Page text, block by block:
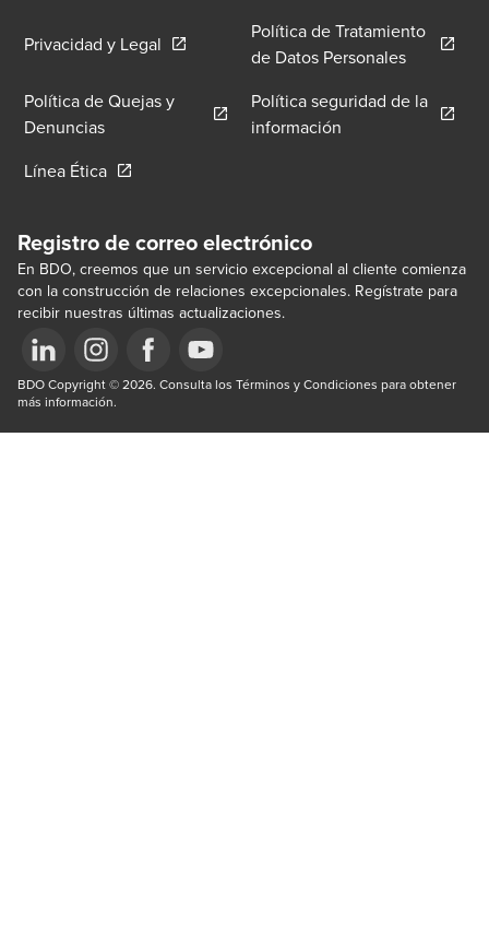
Privacidad y Legal Opens in a new window/tab
Política de Tratamiento
de Datos PersonalesOpens in
Política de Quejas y
DenunciasOpens in a new window/tab
Política seguridad de la
información Opens in a new
Línea ÉticaOpens in a new window/tab
Registro de correo electrónico
En BDO, creemos que un servicio excepcional al cliente comienza
con la construcción de relaciones excepcionales. Regístrate para
recibir nuestras últimas actualizaciones.
Opens in a new window/tab
Opens in a new window/tab
Opens in a new window/tab
Opens in a new window/tab
BDO Copyright © 2026. Consulta los Términos y Condiciones para obtener
más información.